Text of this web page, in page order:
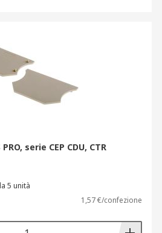
serie CEP CDU, CTR
5 unità
1,57 €/confezione